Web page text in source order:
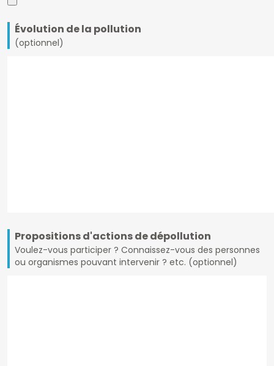
Évolution de la pollution
(optionnel)
Propositions d'actions de dépollution
Voulez-vous participer ? Connaissez-vous des personnes
ou organismes pouvant intervenir ? etc. (optionnel)